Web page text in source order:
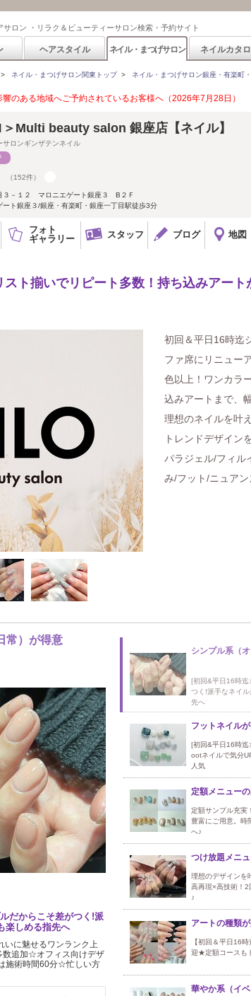
サロン ・リラク＆ビューティーサロン検索・予約サイト
ヘアスタイル ネイル・まつげサロン ネイルカタ
ネイル・まつげサロン関東トップ> ネイル・まつげサロン銀座・有楽町
のある地域へご予約されているお客様へ（2026年7月28日）
Multi beauty salon 銀座店【ネイル】
サロンギンザテンネイル
（152件）
３－１２ マロニエゲート銀座３ B２Ｆ
ト銀座３/銀座・有楽町・銀座一丁目駅徒歩3分
フォト
ギャラリー
スタッフ ブログ 地図
ト揃いでリピート多数！持ち込みアート
初回＆平日16時迄
ファ席にリニュー
色以上！ワンカラ
込みアートまで、
理想のネイルを叶
トレンドデザイン
パラジェル/フィル
み/フット/ニュアン
常）が得意
だからこそ差がつく!派
楽しめる指先へ
いに魅せるワンランク上
数追加☆オフィス向けデザ
施術時間60分☆忙しい方
シンプル系（
[初回&平日16時迄
つく!派手なネイ
先へ
フットネイル
[初回&平日16時迄
ootネイルで気分
人気
定額メニュー
定額サンプル充実
豊富にご用意。時
へ♪
つけ放題メニ
理想のデザイン
高再現×高技術！2
♪
アートの種類
【初回＆平日16
迎★定額コースも
華やか系（イ